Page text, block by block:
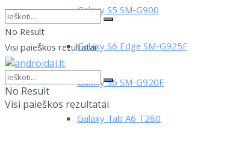
Galaxy S5 SM-G900
Galaxy S6 Edge SM-G925F
Galaxy S6 SM-G920F
Galaxy Tab A6 T280
No Result
Visi paieškos rezultatai
No Result
Visi paieškos rezultatai